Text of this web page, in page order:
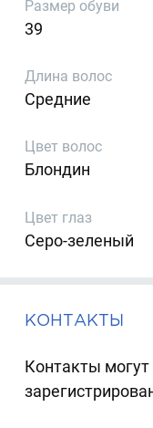
Размер обуви
39
Длина волос
Средние
Цвет волос
Блондин
Цвет глаз
Серо-зеленый
КОНТАКТЫ
Контакты